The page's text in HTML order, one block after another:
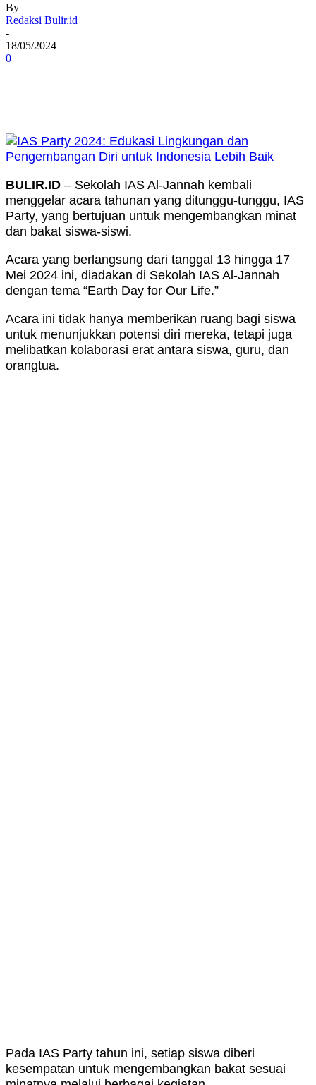
By
Redaksi Bulir.id
-
18/05/2024
0
BULIR.ID – Sekolah IAS Al-Jannah kembali
menggelar acara tahunan yang ditunggu-tunggu, IAS
Party, yang bertujuan untuk mengembangkan minat
dan bakat siswa-siswi.
Acara yang berlangsung dari tanggal 13 hingga 17
Mei 2024 ini, diadakan di Sekolah IAS Al-Jannah
dengan tema “Earth Day for Our Life.”
Acara ini tidak hanya memberikan ruang bagi siswa
untuk menunjukkan potensi diri mereka, tetapi juga
melibatkan kolaborasi erat antara siswa, guru, dan
orangtua.
Pada IAS Party tahun ini, setiap siswa diberi
kesempatan untuk mengembangkan bakat sesuai